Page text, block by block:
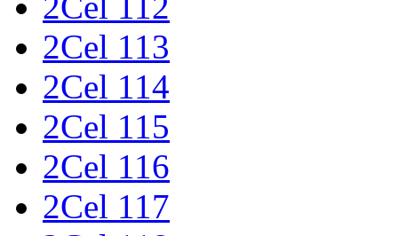
2Cel 113
2Cel 114
2Cel 115
2Cel 116
2Cel 117